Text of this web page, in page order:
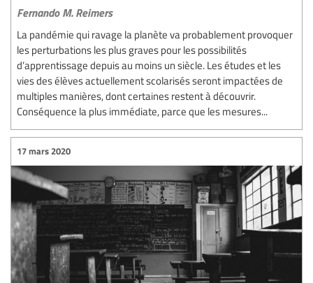
Fernando M. Reimers
La pandémie qui ravage la planète va probablement provoquer
les perturbations les plus graves pour les possibilités
d’apprentissage depuis au moins un siècle. Les études et les
vies des élèves actuellement scolarisés seront impactées de
multiples manières, dont certaines restent à découvrir.
Conséquence la plus immédiate, parce que les mesures...
17 mars 2020